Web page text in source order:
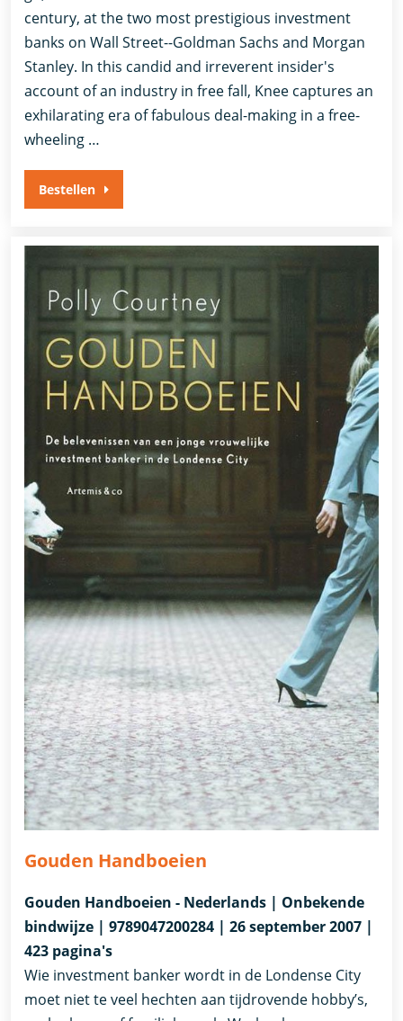
century, at the two most prestigious investment
banks on Wall Street--Goldman Sachs and Morgan
Stanley. In this candid and irreverent insider's
account of an industry in free fall, Knee captures an
exhilarating era of fabulous deal-making in a free-
wheeling …
Bestellen
Gouden Handboeien
Gouden Handboeien - Nederlands | Onbekende
bindwijze | 9789047200284 | 26 september 2007 |
423 pagina's
Wie investment banker wordt in de Londense City
moet niet te veel hechten aan tijdrovende hobby’s,